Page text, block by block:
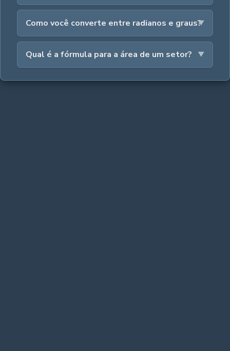
Como você converte entre radianos e graus?
Qual é a fórmula para a área de um setor?